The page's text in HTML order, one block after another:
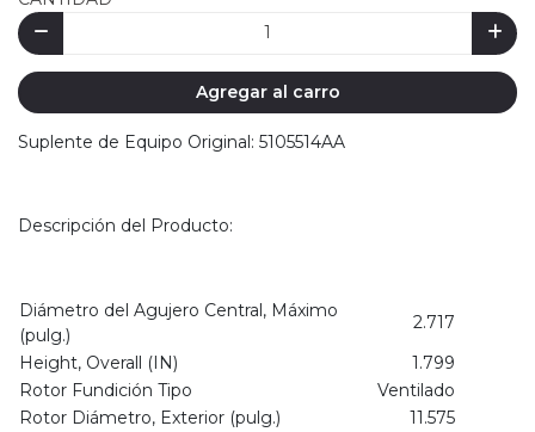
Agregar al carro
Suplente de Equipo Original: 5105514AA
Descripción del Producto:
Diámetro del Agujero Central, Máximo
(pulg.)
2.717
Height, Overall (IN)
1.799
Rotor Fundición Tipo
Ventilado
Rotor Diámetro, Exterior (pulg.)
11.575